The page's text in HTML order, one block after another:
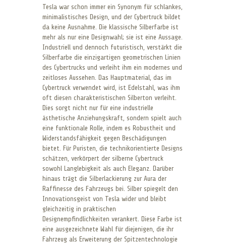
Tesla war schon immer ein Synonym für schlankes,
minimalistisches Design, und der Cybertruck bildet
da keine Ausnahme. Die klassische Silberfarbe ist
mehr als nur eine Designwahl; sie ist eine Aussage.
Industriell und dennoch futuristisch, verstärkt die
Silberfarbe die einzigartigen geometrischen Linien
des Cybertrucks und verleiht ihm ein modernes und
zeitloses Aussehen. Das Hauptmaterial, das im
Cybertruck verwendet wird, ist Edelstahl, was ihm
oft diesen charakteristischen Silberton verleiht.
Dies sorgt nicht nur für eine industrielle
ästhetische Anziehungskraft, sondern spielt auch
eine funktionale Rolle, indem es Robustheit und
Widerstandsfähigkeit gegen Beschädigungen
bietet. Für Puristen, die technikorientierte Designs
schätzen, verkörpert der silberne Cybertruck
sowohl Langlebigkeit als auch Eleganz. Darüber
hinaus trägt die Silberlackierung zur Aura der
Raffinesse des Fahrzeugs bei. Silber spiegelt den
Innovationsgeist von Tesla wider und bleibt
gleichzeitig in praktischen
Designempfindlichkeiten verankert. Diese Farbe ist
eine ausgezeichnete Wahl für diejenigen, die ihr
Fahrzeug als Erweiterung der Spitzentechnologie